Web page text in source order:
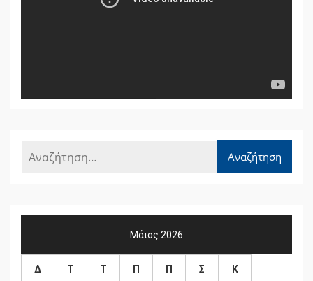
Μάιος 2026
Δ Τ Τ Π Π Σ Κ